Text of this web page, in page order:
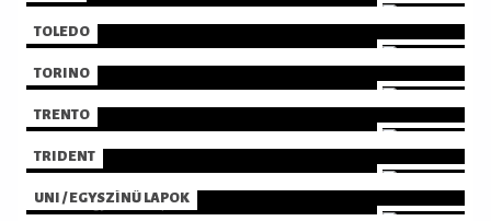
TOLEDO
TORINO
TRENTO
TRIDENT
UNI / EGYSZÍNŰ LAPOK